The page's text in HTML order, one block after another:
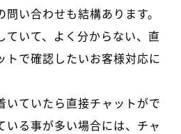
い合わせも結構あります。
ていて、よく分からない、直
トで確認したいお客様対応に
いていたら直接チャットがで
いる事が多い場合には、チャ